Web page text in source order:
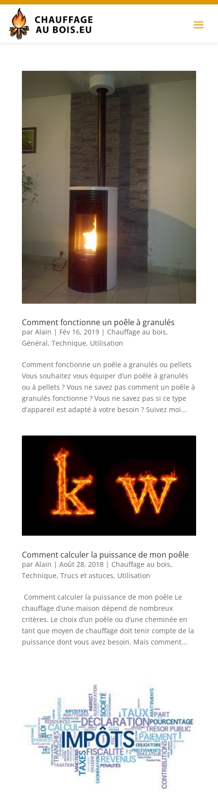
Comment fonctionne un poêle à granulés
par Alain | Fév 16, 2019| Chauffage au bois,
Général, Technique, Utilisation
Comment fonctionne un poêle a granulés ou pellets
Vous souhaitez vous équiper d’un poêle à granulés
ou à pellets ? Vous ne savez pas comment un poêle à
granulés fonctionne ? Vous ne savez pas si ce type
d’appareil est adapté à votre besoin ? Suivez moi...
Comment calculer la puissance de mon poêle
par Alain | Août 28, 2018| Chauffage au bois,
Technique, Trucs et astuces, Utilisation
Comment calculer la puissance de mon poêle Le
chauffage d’une maison dépend de nombreux
critères. Le choix d’un poêle ou d’une cheminée en
tant que moyen de chauffage doit tenir compte de la
puissance dont vous avez besoin. Mais comment...